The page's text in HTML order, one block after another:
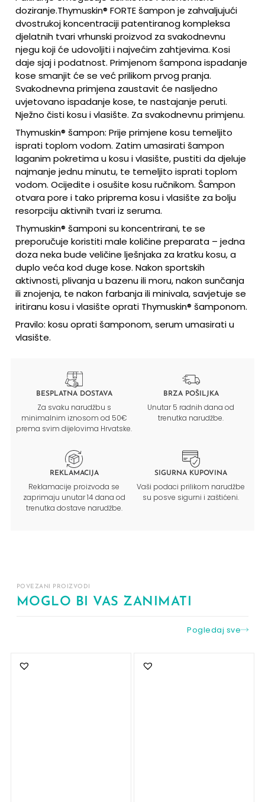
doziranje.Thymuskin® FORTE šampon je zahvaljujući
dvostrukoj koncentraciji patentiranog kompleksa
djelatnih tvari vrhunski proizvod za svakodnevnu
njegu koji će udovoljiti i najvećim zahtjevima. Kosi
daje sjaj i podatnost. Primjenom šampona ispadanje
kose smanjit će se već prilikom prvog pranja.
Svakodnevna primjena zaustavit će nasljedno
uvjetovano ispadanje kose, te nastajanje peruti.
Nježno čisti kosu i vlasište. Za svakodnevnu primjenu.
Thymuskin® šampon: Prije primjene kosu temeljito
isprati toplom vodom. Zatim umasirati šampon
laganim pokretima u kosu i vlasište, pustiti da djeluje
najmanje jednu minutu, te temeljito isprati toplom
vodom. Ocijedite i osušite kosu ručnikom. Šampon
otvara pore i tako priprema kosu i vlasište za bolju
resorpciju aktivnih tvari iz seruma.
Thymuskin® šamponi su koncentrirani, te se
preporučuje koristiti male količine preparata – jedna
doza neka bude veličine lješnjaka za kratku kosu, a
duplo veća kod duge kose. Nakon sportskih
aktivnosti, plivanja u bazenu ili moru, nakon sunčanja
ili znojenja, te nakon farbanja ili minivala, savjetuje se
iritiranu kosu i vlasište oprati Thymuskin® šamponom.
Pravilo: kosu oprati šamponom, serum umasirati u
vlasište.
BESPLATNA DOSTAVA
Za svaku narudžbu s
minimalnim iznosom od 50€
prema svim dijelovima Hrvatske.
BRZA POŠILJKA
Unutar 5 radnih dana od
trenutka narudžbe.
REKLAMACIJA
Reklamacije proizvoda se
zaprimaju unutar 14 dana od
trenutka dostave narudžbe.
SIGURNA KUPOVINA
Vaši podaci prilikom narudžbe
su posve sigurni i zaštićeni.
POVEZANI PROIZVODI
MOGLO BI VAS ZANIMATI
Pogledaj sve